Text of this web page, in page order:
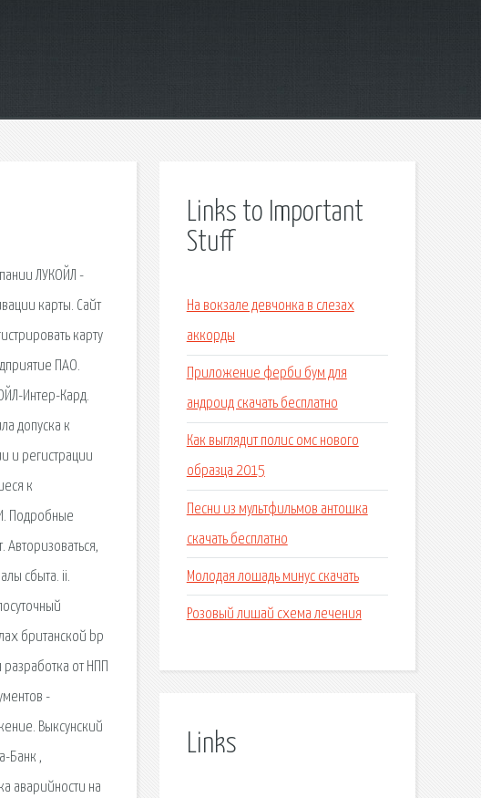
ЛУКОЙЛ -
карты. Сайт
карту
ПАО.
Интер-Кард.
допуска к
и регистрации
к
Подробные
сбыта. ii.
британской bp
от НПП
-
Выксунский
Банк ,
аварийности на
Links to Important
Stuff
На вокзале девчонка в слезах
аккорды
Приложение ферби бум для
андроид скачать бесплатно
Как выглядит полис омс нового
образца 2015
Песни из мультфильмов антошка
скачать бесплатно
Молодая лошадь минус скачать
Розовый лишай схема лечения
Links